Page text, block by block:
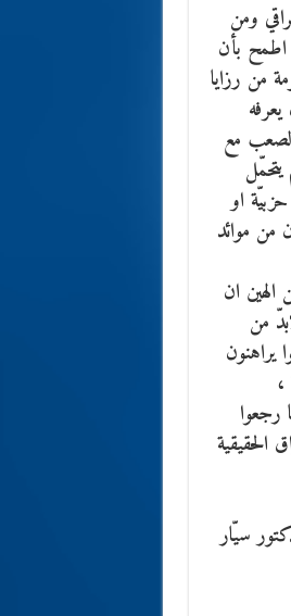
ومن
اطمح بأن
من رزايا
مع
او
من موائد
ان
من
يراهنون
رجعوا
الحقيقية
موقع الدكتور سيّار